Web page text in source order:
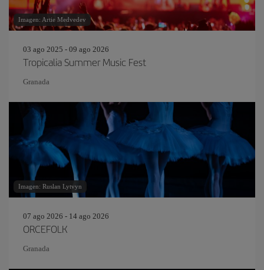
Imagen: Artie Medvedev
03 ago 2025 - 09 ago 2026
Tropicalia Summer Music Fest
Granada
Imagen: Ruslan Lytvyn
07 ago 2026 - 14 ago 2026
ORCEFOLK
Granada